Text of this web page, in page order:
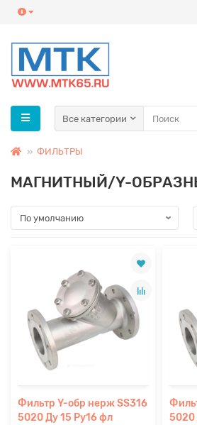
Все категории
ФИЛЬТРЫ
МАГНИТНЫЙ/Y-
Фильтр Y-обр нерж SS316
5020 Ду 15 Ру16 фл
5020